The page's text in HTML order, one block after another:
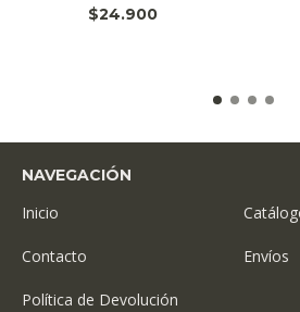
$24.900
NAVEGACIÓN
Inicio
Contacto Envíos
Política de Devolución